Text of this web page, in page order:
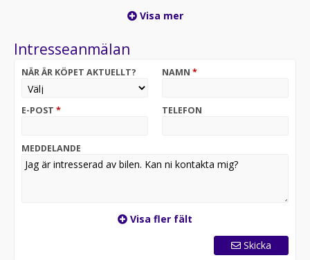
-Leasebar för företag
Obs! Registreringsavgift på 695kr tillkommer
Visa mer
Intresseanmälan
NÄR ÄR KÖPET AKTUELLT? NAMN *
E-POST * TELEFON
MEDDELANDE
Visa fler fält
Skicka